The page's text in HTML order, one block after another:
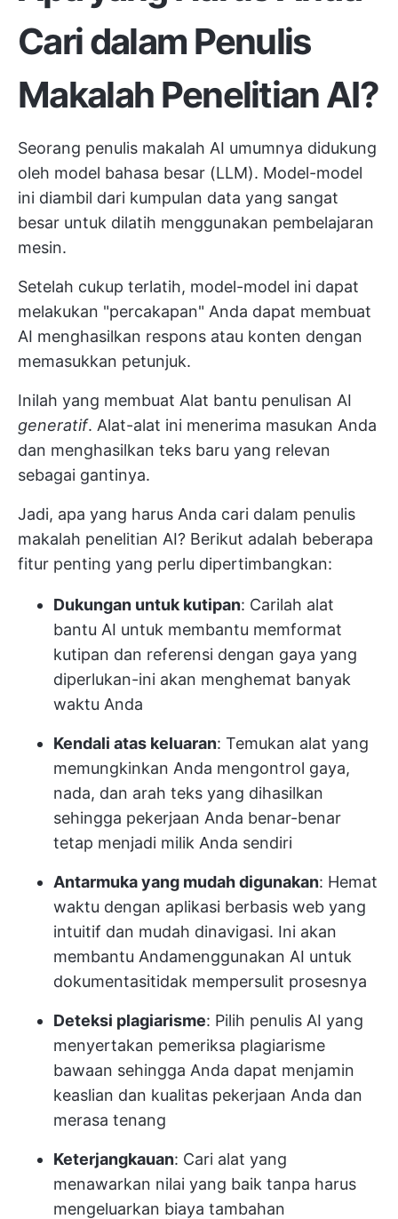
Cari dalam Penulis
Makalah Penelitian AI?
Seorang penulis makalah AI umumnya didukung
oleh model bahasa besar (LLM). Model-model
ini diambil dari kumpulan data yang sangat
besar untuk dilatih menggunakan pembelajaran
mesin.
Setelah cukup terlatih, model-model ini dapat
melakukan "percakapan" Anda dapat membuat
AI menghasilkan respons atau konten dengan
memasukkan petunjuk.
Inilah yang membuat Alat bantu penulisan AI
generatif. Alat-alat ini menerima masukan Anda
dan menghasilkan teks baru yang relevan
sebagai gantinya.
Jadi, apa yang harus Anda cari dalam penulis
makalah penelitian AI? Berikut adalah beberapa
fitur penting yang perlu dipertimbangkan:
Dukungan untuk kutipan: Carilah alat
bantu AI untuk membantu memformat
kutipan dan referensi dengan gaya yang
diperlukan-ini akan menghemat banyak
waktu Anda
Kendali atas keluaran: Temukan alat yang
memungkinkan Anda mengontrol gaya,
nada, dan arah teks yang dihasilkan
sehingga pekerjaan Anda benar-benar
tetap menjadi milik Anda sendiri
Antarmuka yang mudah digunakan: Hemat
waktu dengan aplikasi berbasis web yang
intuitif dan mudah dinavigasi. Ini akan
membantu Andamenggunakan AI untuk
dokumentasitidak mempersulit prosesnya
Deteksi plagiarisme: Pilih penulis AI yang
menyertakan pemeriksa plagiarisme
bawaan sehingga Anda dapat menjamin
keaslian dan kualitas pekerjaan Anda dan
merasa tenang
Keterjangkauan: Cari alat yang
menawarkan nilai yang baik tanpa harus
mengeluarkan biaya tambahan